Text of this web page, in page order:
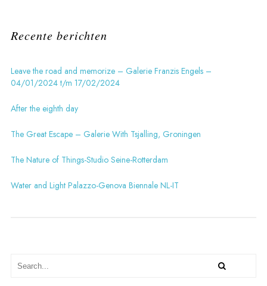
Recente berichten
Leave the road and memorize – Galerie Franzis Engels –
04/01/2024 t/m 17/02/2024
After the eighth day
The Great Escape – Galerie With Tsjalling, Groningen
The Nature of Things-Studio Seine-Rotterdam
Water and Light Palazzo-Genova Biennale NL-IT